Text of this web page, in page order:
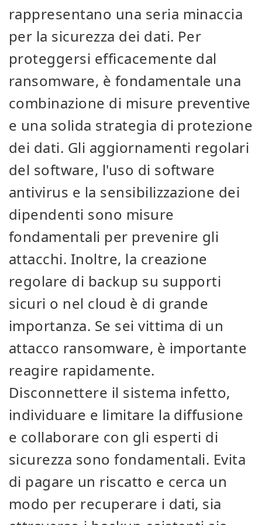
rappresentano una seria minaccia
per la sicurezza dei dati. Per
proteggersi efficacemente dal
ransomware, è fondamentale una
combinazione di misure preventive
e una solida strategia di protezione
dei dati. Gli aggiornamenti regolari
del software, l'uso di software
antivirus e la sensibilizzazione dei
dipendenti sono misure
fondamentali per prevenire gli
attacchi. Inoltre, la creazione
regolare di backup su supporti
sicuri o nel cloud è di grande
importanza. Se sei vittima di un
attacco ransomware, è importante
reagire rapidamente.
Disconnettere il sistema infetto,
individuare e limitare la diffusione
e collaborare con gli esperti di
sicurezza sono fondamentali. Evita
di pagare un riscatto e cerca un
modo per recuperare i dati, sia